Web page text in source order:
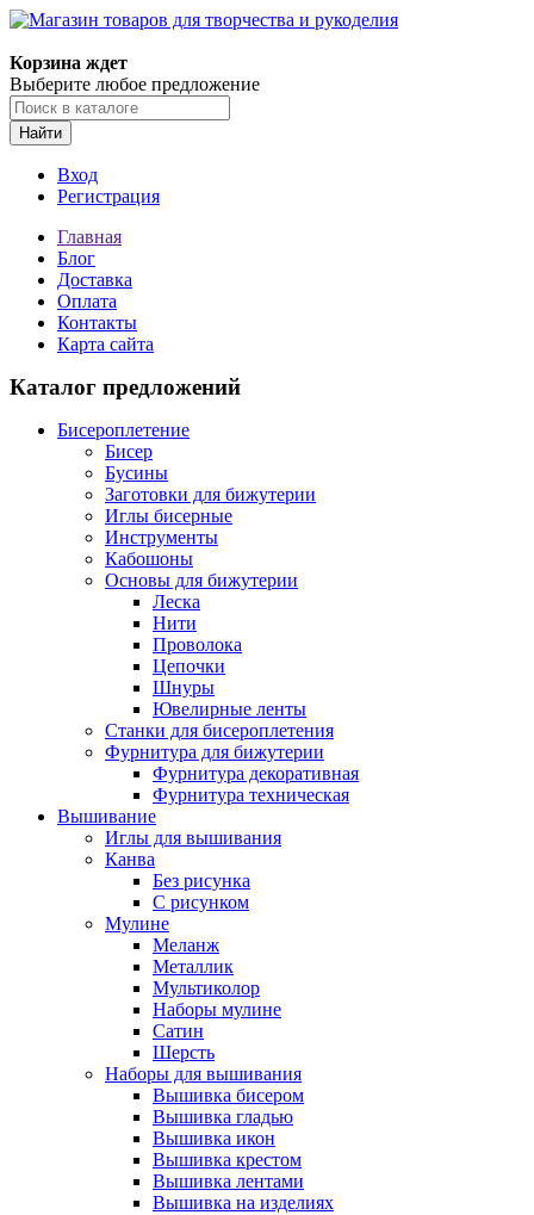
Корзина ждет
Выберите любое предложение
Найти
Вход
Регистрация
Главная
Блог
Доставка
Оплата
Контакты
Карта сайта
Каталог предложений
Бисероплетение
Бисер
Бусины
Заготовки для бижутерии
Иглы бисерные
Инструменты
Кабошоны
Основы для бижутерии
Леска
Нити
Проволока
Цепочки
Шнуры
Ювелирные ленты
Станки для бисероплетения
Фурнитура для бижутерии
Фурнитура декоративная
Фурнитура техническая
Вышивание
Иглы для вышивания
Канва
Без рисунка
С рисунком
Мулине
Меланж
Металлик
Мультиколор
Наборы мулине
Сатин
Шерсть
Наборы для вышивания
Вышивка бисером
Вышивка гладью
Вышивка икон
Вышивка крестом
Вышивка лентами
Вышивка на изделиях